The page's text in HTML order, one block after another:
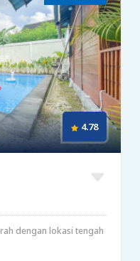
4.78
dengan lokasi tengah